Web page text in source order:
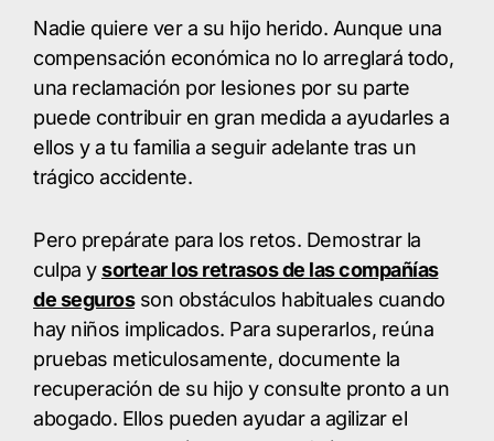
Nadie quiere ver a su hijo herido. Aunque una
compensación económica no lo arreglará todo,
una reclamación por lesiones por su parte
puede contribuir en gran medida a ayudarles a
ellos y a tu familia a seguir adelante tras un
trágico accidente.
Pero prepárate para los retos. Demostrar la
culpa ysortear los retrasos de las compañías
de segurosson obstáculos habituales cuando
hay niños implicados. Para superarlos, reúna
pruebas meticulosamente, documente la
recuperación de su hijo y consulte pronto a un
abogado. Ellos pueden ayudar a agilizar el